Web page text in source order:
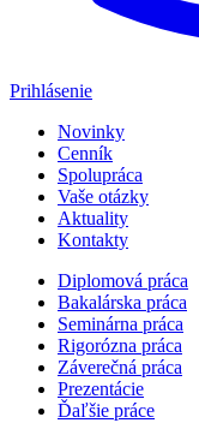
Prihlásenie
Novinky
Cenník
Spolupráca
Vaše otázky
Aktuality
Kontakty
Diplomová práca
Bakalárska práca
Seminárna práca
Rigorózna práca
Záverečná práca
Prezentácie
Ďaľšie práce